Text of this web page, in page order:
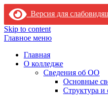
Версия для
Skip to content
Главное меню
Главная
О колледже
Сведения об ОО
Основные
Структура и